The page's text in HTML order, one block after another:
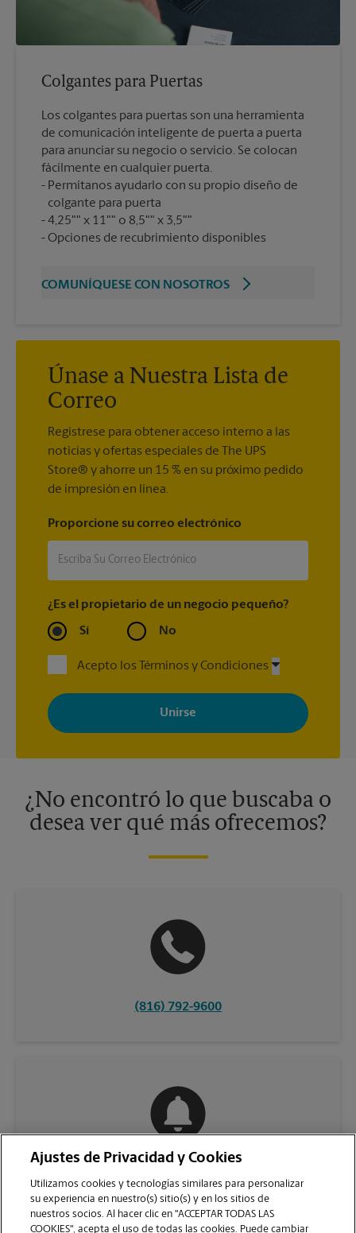
Colgantes para Puertas
Los colgantes para puertas son una herramienta
de comunicación inteligente de puerta a puerta
para anunciar su negocio o servicio. Se colocan
fácilmente en cualquier puerta.
Permítanos ayudarlo con su propio diseño de
colgante para puerta
4,25"" x 11"" o 8,5"" x 3,5""
Opciones de recubrimiento disponibles
COMUNÍQUESE CON NOSOTROS
Únase a Nuestra Lista de
Correo
Regístrese para obtener acceso interno a las
noticias y ofertas especiales de The UPS
Store® y ahorre un 15 % en su próximo pedido
de impresión en línea.
Proporcione su correo electrónico
¿Es el propietario de un negocio pequeño?
Sí No
Acepto los Términos y Condiciones
Al registrarse, acepta recibir correos electrónicos de The UPS
Store con noticias, ofertas especiales, promociones y mensajes
adaptados a sus intereses. Puede darse de baja en cualquier
momento. Para más información, consulte nuestra política de
¿No encontró lo que buscaba o
desea ver qué más ofrecemos?
(816) 792-9600
Ajustes de Privacidad y Cookies
Utilizamos cookies y tecnologías similares para personalizar
su experiencia en nuestro(s) sitio(s) y en los sitios de
nuestros socios. Al hacer clic en "ACCEPTAR TODAS LAS
COOKIES", acepta el uso de todas las cookies. Puede cambiar